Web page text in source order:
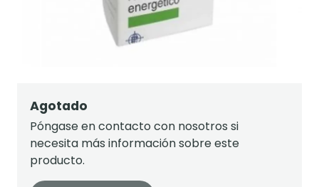
Agotado
Póngase en contacto con nosotros si
necesita más información sobre este
producto.